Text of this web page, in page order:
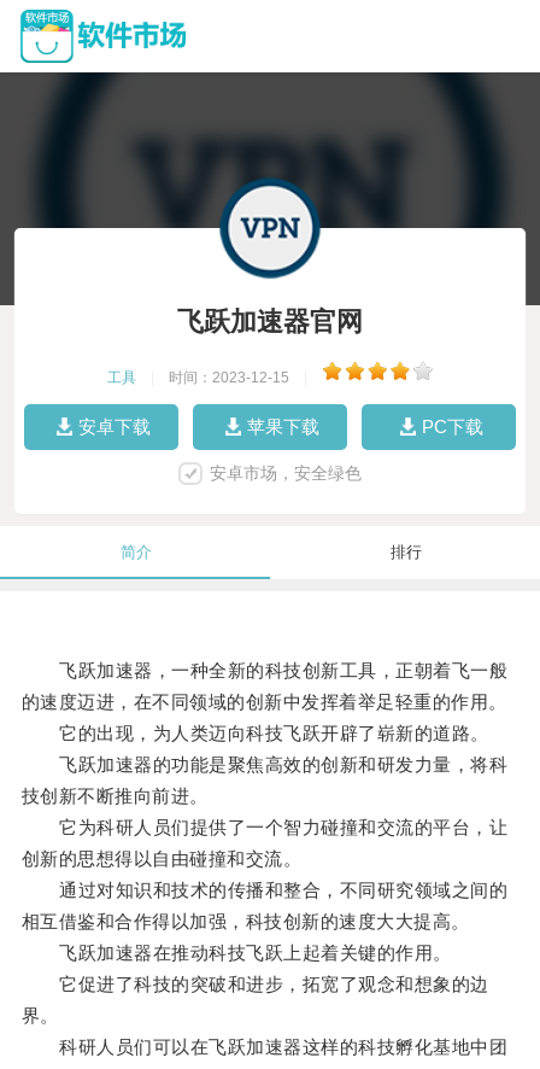
飞跃加速器官网
工具 时间：2023-12-15
安卓下载 苹果下载 PC下载
安卓市场，安全绿色
简介 排行
飞跃加速器，一种全新的科技创新工具，正朝着飞一般
的速度迈进，在不同领域的创新中发挥着举足轻重的作用。
它的出现，为人类迈向科技飞跃开辟了崭新的道路。
飞跃加速器的功能是聚焦高效的创新和研发力量，将科
技创新不断推向前进。
它为科研人员们提供了一个智力碰撞和交流的平台，让
创新的思想得以自由碰撞和交流。
通过对知识和技术的传播和整合，不同研究领域之间的
相互借鉴和合作得以加强，科技创新的速度大大提高。
飞跃加速器在推动科技飞跃上起着关键的作用。
它促进了科技的突破和进步，拓宽了观念和想象的边
界。
科研人员们可以在飞跃加速器这样的科技孵化基地中团